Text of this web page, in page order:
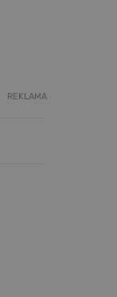
REKLAMA